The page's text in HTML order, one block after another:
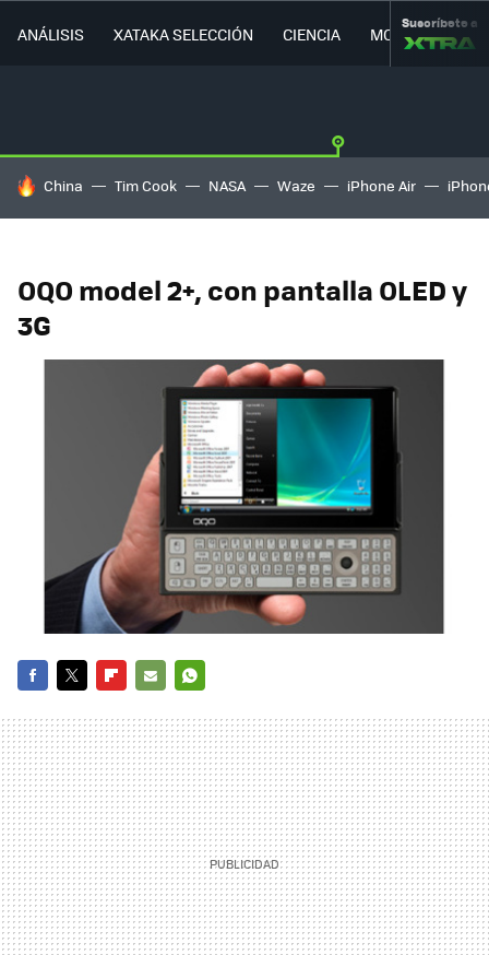
ANÁLISIS XATAKA SELECCIÓN CIENCIA MOVILIDAD
Suscríbete a
HOY SE HABLA DE
China Tim Cook NASA Waze iPhone Air
OQO model 2+, con pantalla OLED y
3G
MAIL